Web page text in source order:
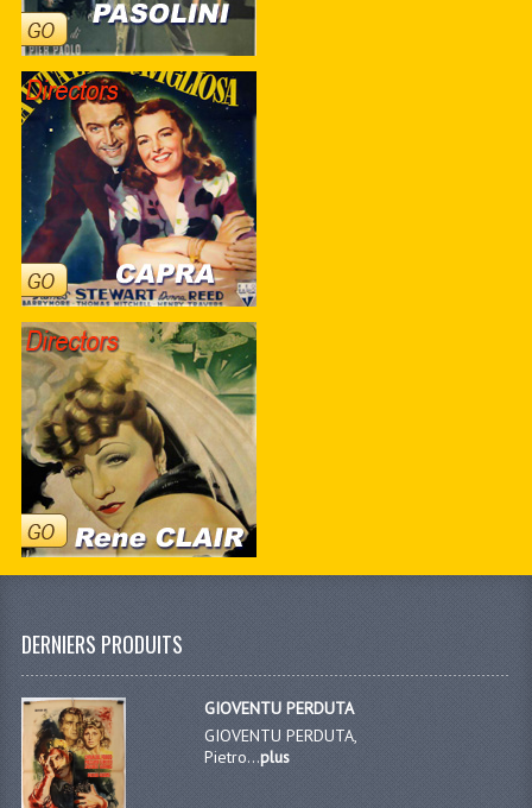
DERNIERS PRODUITS
GIOVENTU PERDUTA
GIOVENTU PERDUTA,
Pietro...plus